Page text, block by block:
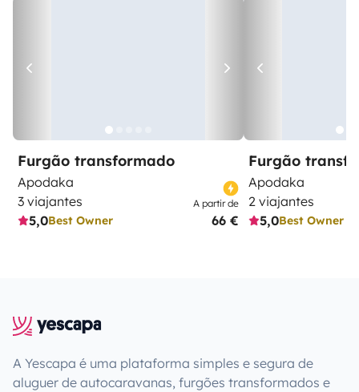
Furgão transformado
Apodaka
3 viajantes
5,0Best Owner
A partir de
66 €
Furgão
Apodaka
2 viajantes
5,0Best Owner
A Yescapa é uma plataforma simples e segura de
aluguer de autocaravanas, furgões transformados e